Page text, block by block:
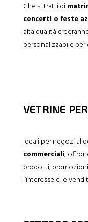
Che si tratti di
concerti o feste
alta qualità
personalizzabile
VETRINE
Ideali per negozi al
commerciali,
prodotti,
l’interesse e le